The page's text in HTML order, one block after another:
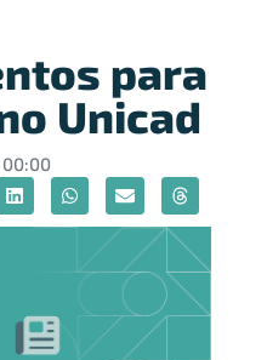
para
Unicad
00:00